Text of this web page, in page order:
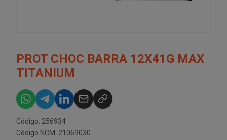
PROT CHOC BARRA 12X41G MAX
TITANIUM
Código: 256934
Código NCM: 21069030